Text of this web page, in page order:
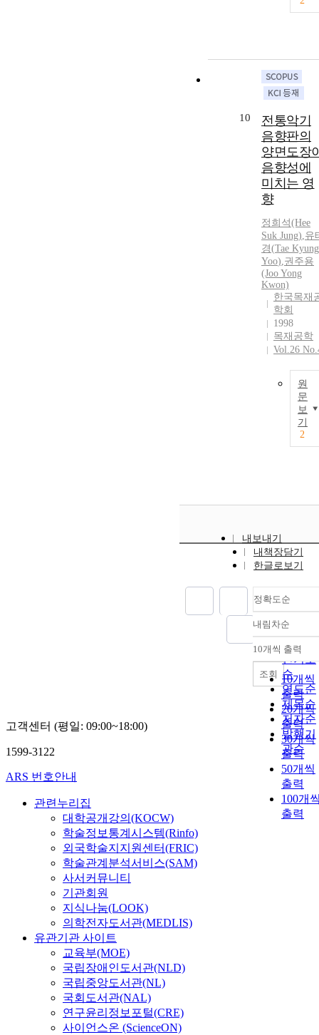
10
전통악기
음향판의
양면도장
음향성에
미치는 영
향
정희석(Hee
Suk Jung),유
경(Tae Kyung
Yoo),권주용
(Joo Yong
Kwon)
한국목재
학회
1998
목재공학
Vol.26
원
문
보
기
2
내보내기
내책장담기
한글로보기
정확도순
정확도
순
인기도
순
연도순
제목순
저자순
발행기
관순
내림차순
내림차
10개씩 출력
10개씩
출력
20개씩
출력
30개씩
출력
50개씩
출력
100개
출력
조회
고객센터 (평일: 09:00~18:00)
1599-3122
ARS 번호안내
관련누리집
대학공개강의(KOCW)
학술정보통계시스템(Rinfo)
외국학술지지원센터(FRIC)
학술관계분석서비스(SAM)
사서커뮤니티
기관회원
지식나눔(LOOK)
의학전자도서관(MEDLIS)
유관기관 사이트
교육부(MOE)
국립장애인도서관(NLD)
국립중앙도서관(NL)
국회도서관(NAL)
연구윤리정보포털(CRE)
사이언스온 (ScienceON)